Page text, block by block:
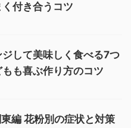
付き合うコツ
して美味しく食べる7つ
も喜ぶ作り方のコツ
編 花粉別の症状と対策